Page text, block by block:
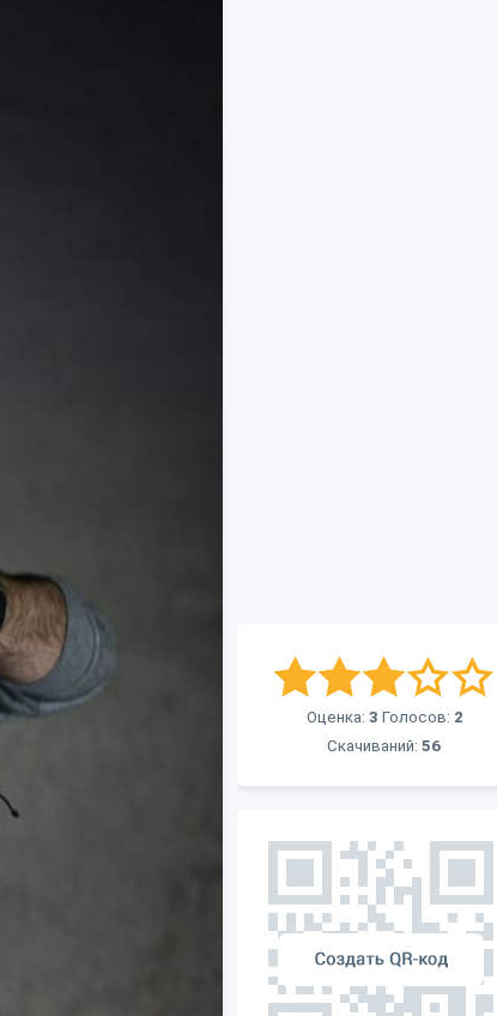
Оценка: 3 Голосов: 2
Скачиваний: 56